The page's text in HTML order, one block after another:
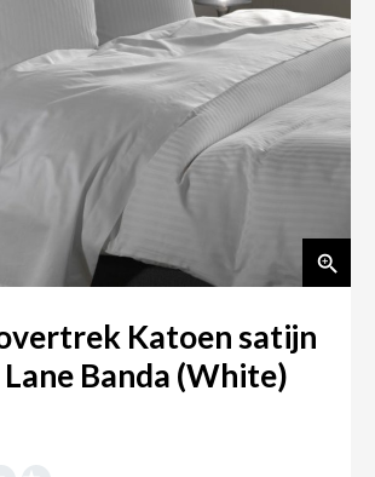
Katoen satijn
Banda (White)